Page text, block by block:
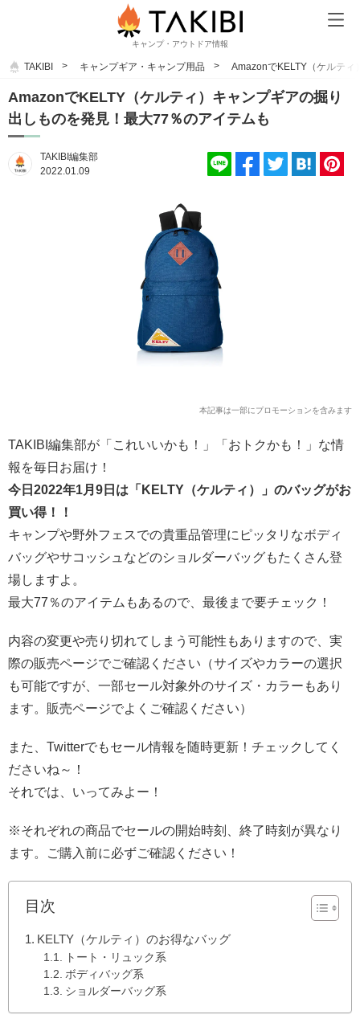
キャンプ・アウトドア情報
TAKIBI キャンプギア・キャンプ用品 AmazonでKELTY（ケルティ
AmazonでKELTY（ケルティ）キャンプギアの掘り
出しものを発見！最大77％のアイテムも
TAKIBI編集部
2022.01.09
本記事は一部にプロモーションを含みます
TAKIBI編集部が「これいいかも！」「おトクかも！」な情
報を毎日お届け！
今日2022年1月9日は「KELTY（ケルティ）」のバッグがお
買い得！！
キャンプや野外フェスでの貴重品管理にピッタリなボディ
バッグやサコッシュなどのショルダーバッグもたくさん登
場しますよ。
最大77％のアイテムもあるので、最後まで要チェック！
内容の変更や売り切れてしまう可能性もありますので、実
際の販売ページでご確認ください（サイズやカラーの選択
も可能ですが、一部セール対象外のサイズ・カラーもあり
ます。販売ページでよくご確認ください）
また、Twitterでもセール情報を随時更新！チェックしてく
ださいね～！
それでは、いってみよー！
※それぞれの商品でセールの開始時刻、終了時刻が異なり
ます。ご購入前に必ずご確認ください！
目次
KELTY（ケルティ）のお得なバッグ
トート・リュック系
ボディバッグ系
ショルダーバッグ系